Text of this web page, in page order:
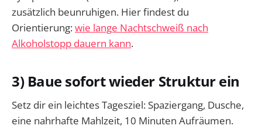
zusätzlich beunruhigen. Hier findest du
Orientierung:wie lange Nachtschweiß nach
Alkoholstopp dauern kann.
3) Baue sofort wieder Struktur ein
Setz dir ein leichtes Tagesziel: Spaziergang, Dusche,
eine nahrhafte Mahlzeit, 10 Minuten Aufräumen.